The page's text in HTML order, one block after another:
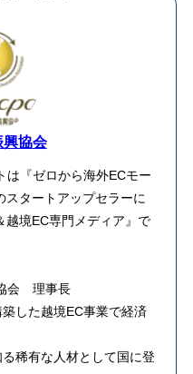
協会
は『ゼロから海外ECモー
スタートアップセラーに
越境EC専門メディア』で
会 理事長
した越境EC事業で経済
稀有な人材として国に登